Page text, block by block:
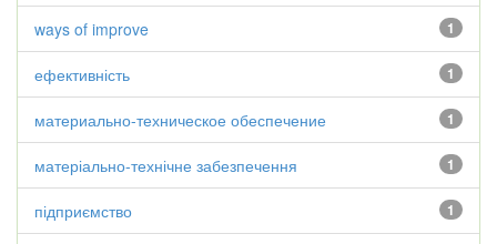
1
ways of improve
1
ефективність
1
материально-техническое обеспечение
1
матеріально-технічне забезпечення
1
підприємство